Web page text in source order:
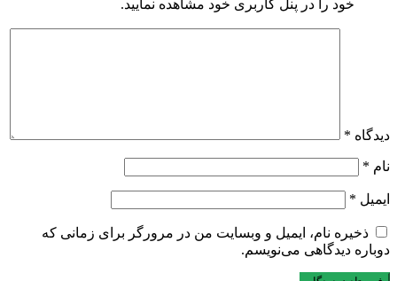
خود را در پنل کاربری خود مشاهده نمایید.
دیدگاه *
نام *
ایمیل *
ذخیره نام، ایمیل و وبسایت من در مرورگر برای زمانی که
دوباره دیدگاهی می‌نویسم.